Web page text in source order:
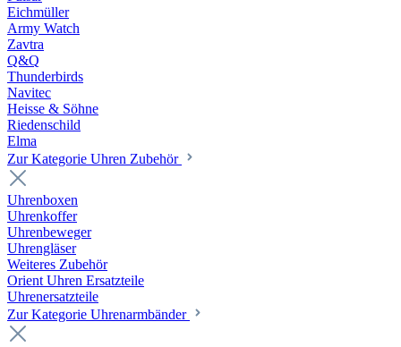
Eichmüller
Army Watch
Zavtra
Q&Q
Thunderbirds
Navitec
Heisse & Söhne
Riedenschild
Elma
Zur Kategorie Uhren Zubehör
Uhrenboxen
Uhrenkoffer
Uhrenbeweger
Uhrengläser
Weiteres Zubehör
Orient Uhren Ersatzteile
Uhrenersatzteile
Zur Kategorie Uhrenarmbänder